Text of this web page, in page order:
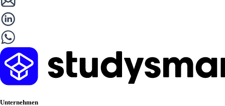
Unternehmen